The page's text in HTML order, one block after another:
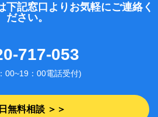
下記窓口よりお気軽にご連絡く
ださい。
717-053
00~19：00電話受付)
無料相談 ＞＞